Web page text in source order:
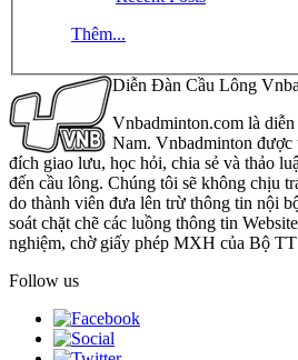
Thêm...
Diễn Đàn Cầu Lông
Vnbadminton.com là
Nam. Vnbadminton
đích giao lưu, học hỏi, chia sẻ và thảo
đến cầu lông. Chúng tôi sẽ không chịu
do thành viên đưa lên trừ thông tin nội
soát chặt chẽ các luồng thông tin
nghiệm, chờ giấy phép MXH của Bộ
Follow us